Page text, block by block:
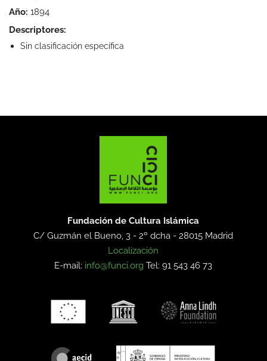
Año: 1894
Descriptores:
Sin clasificación específica
Fundación de Cultura Islámica
C/ Guzmán el Bueno, 3 - 2º dcha -28015 Madrid
Localización
E-mail: info@funci.org Tel: 91 543 46 73